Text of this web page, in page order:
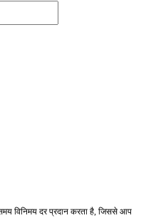
विनिमय दर प्रदान करता है, जिससे आप